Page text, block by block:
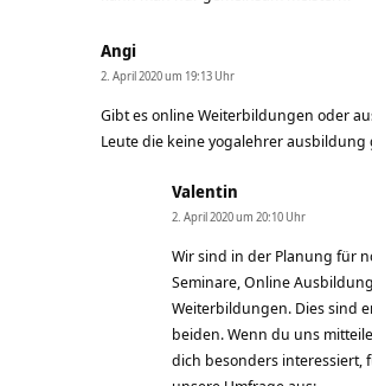
Angi
2. April 2020 um 19:13 Uhr
Gibt es online Weiterbildungen oder
Leute die keine yogalehrer ausbildung
Valentin
2. April 2020 um 20:10 Uhr
Wir sind in der Planung für
Seminare, Online
Weiterbildungen. Dies sind
beiden. Wenn du uns
dich besonders interessiert,